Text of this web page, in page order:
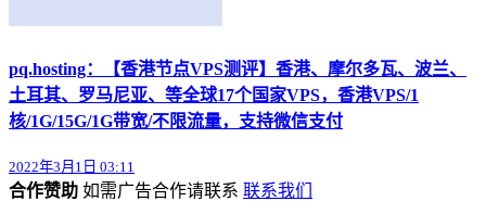
pq.hosting：【香港节点VPS测评】香港、摩尔多瓦、波兰、
土耳其、罗马尼亚、等全球17个国家VPS，香港VPS/1
核/1G/15G/1G带宽/不限流量，支持微信支付
2022年3月1日 03:11
合作赞助 如需广告合作请联系 联系我们